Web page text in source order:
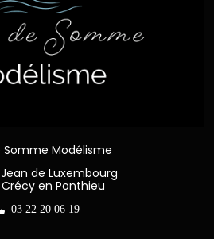
Somme Modélisme
de Luxembourg
Crécy en Ponthieu
03 22 20 06 19